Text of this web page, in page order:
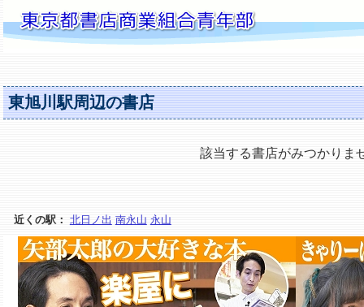
東旭川駅周辺の書店
該当する書店がみつかりま
近くの駅： 北日ノ出 南永山 永山